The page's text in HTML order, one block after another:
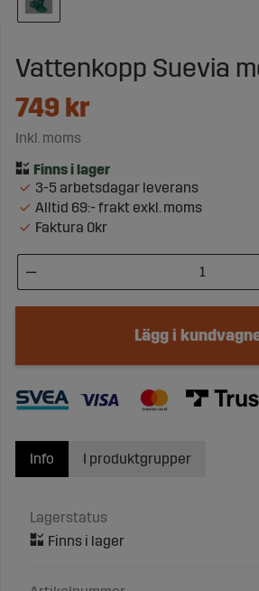
Vattenkopp Suevia
749 kr
Inkl. moms
3-5 arbetsdagar leverans
Alltid 69:- frakt exkl. moms
Faktura 0kr
Lägg i
Info
Lagerstatus
I produktgrupper